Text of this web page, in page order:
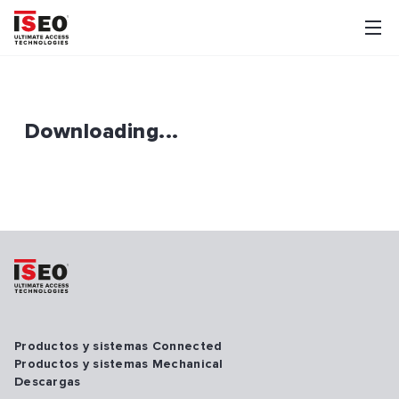
Downloading...
Productos y sistemas Connected
Productos y sistemas Mechanical
Descargas